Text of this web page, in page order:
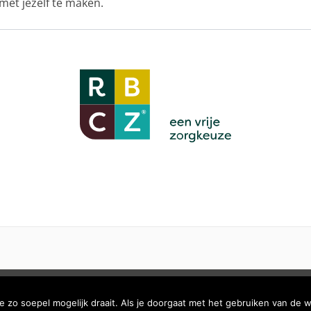
soepel mogelijk draait. Als je doorgaat met het gebruiken van de